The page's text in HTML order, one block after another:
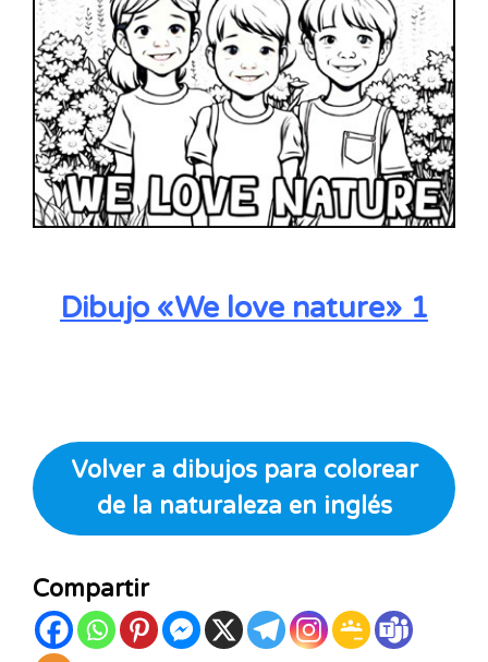
Dibujo «We love nature» 1
Volver a dibujos para colorear
de la naturaleza en inglés
Compartir